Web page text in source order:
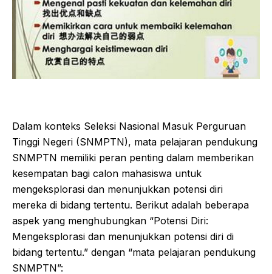
Dalam konteks Seleksi Nasional Masuk Perguruan
Tinggi Negeri (SNMPTN), mata pelajaran pendukung
SNMPTN memiliki peran penting dalam memberikan
kesempatan bagi calon mahasiswa untuk
mengeksplorasi dan menunjukkan potensi diri
mereka di bidang tertentu. Berikut adalah beberapa
aspek yang menghubungkan “Potensi Diri:
Mengeksplorasi dan menunjukkan potensi diri di
bidang tertentu.” dengan “mata pelajaran pendukung
SNMPTN”: